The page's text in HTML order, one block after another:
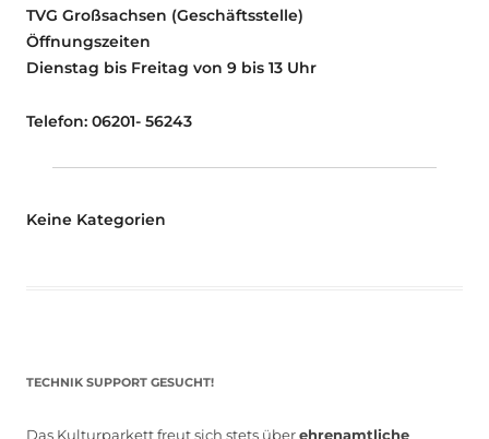
TVG Großsachsen (Geschäftsstelle)
Öffnungszeiten
Dienstag bis Freitag von 9 bis 13 Uhr
Telefon: 06201- 56243
Keine Kategorien
TECHNIK SUPPORT GESUCHT!
Das Kulturparkett freut sich stets überehrenamtliche